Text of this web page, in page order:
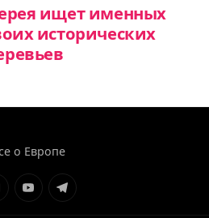
ищет именных
исторических
о Европе
ЭлементЭлемент